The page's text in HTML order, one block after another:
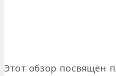
Этот обзор посвящен